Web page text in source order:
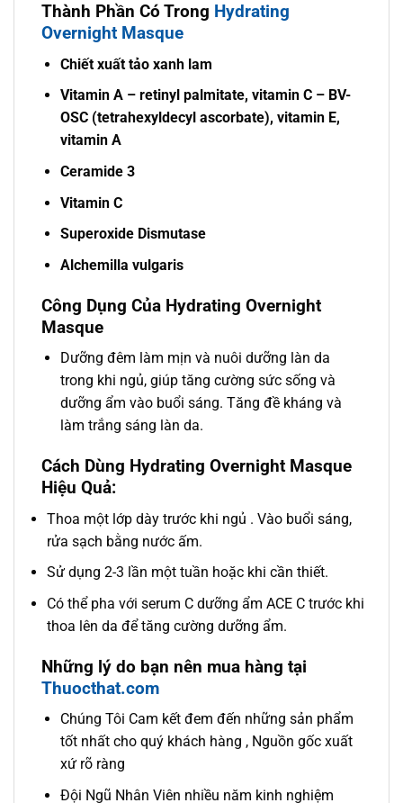
Thành Phần Có Trong Hydrating
Overnight Masque
Chiết xuất tảo xanh lam
Vitamin A – retinyl palmitate, vitamin C – BV-
OSC (tetrahexyldecyl ascorbate), vitamin E,
vitamin A
Ceramide 3
Vitamin C
Superoxide Dismutase
Alchemilla vulgaris
Công Dụng Của Hydrating Overnight
Masque
Dưỡng đêm làm mịn và nuôi dưỡng làn da
trong khi ngủ, giúp tăng cường sức sống và
dưỡng ẩm vào buổi sáng. Tăng đề kháng và
làm trắng sáng làn da.
Cách Dùng Hydrating Overnight Masque
Hiệu Quả:
Thoa một lớp dày trước khi ngủ . Vào buổi sáng,
rửa sạch bằng nước ấm.
Sử dụng 2-3 lần một tuần hoặc khi cần thiết.
Có thể pha với serum C dưỡng ẩm ACE C trước khi
thoa lên da để tăng cường dưỡng ẩm.
Những lý do bạn nên mua hàng tại
Thuocthat.com
Chúng Tôi Cam kết đem đến những sản phẩm
tốt nhất cho quý khách hàng , Nguồn gốc xuất
xứ rõ ràng
Đội Ngũ Nhân Viên nhiều năm kinh nghiệm